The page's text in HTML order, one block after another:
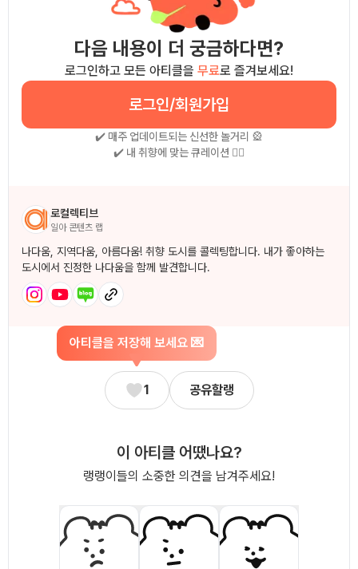
다음 내용이 더 궁금하다면?
로그인하고 모든 아티클을 무료로 즐겨보세요!
로그인/회원가입
✔️ 매주 업데이트되는 신선한 놀거리 🎡
✔️ 내 취향에 맞는 큐레이션 🧚‍♀
작성자 소개
로컬렉티브
일아 콘텐츠 랩
나다움, 지역다움, 아름다움! 취향 도시를 콜렉팅합니다. 내가 좋아하는
도시에서 진정한 나다움을 함께 발견합니다.
아티클을 저장해 보세요 💌
1 공유할랭
이 아티클 어땠나요?
랭랭이들의 소중한 의견을 남겨주세요!